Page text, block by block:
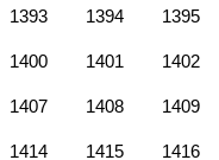
1393 1394 1395
1400 1401 1402
1407 1408 1409
1414 1415 1416